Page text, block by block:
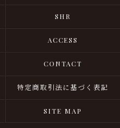
SHR
ACCESS
CONTACT
特定商取引法に基づく表記
SITE MAP